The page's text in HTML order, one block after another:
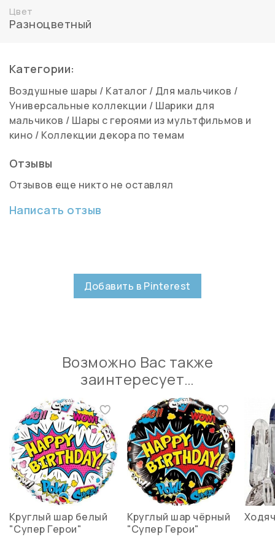
Цвет
Разноцветный
Категории:
Воздушные шары / Каталог / Для мальчиков /
Универсальные коллекции / Шарики для
мальчиков / Шары с героями из мультфильмов и
кино / Коллекции декора по темам
Отзывы
Отзывов еще никто не оставлял
Написать отзыв
Добавить в Pinterest
Возможно Вас также
заинтересует…
Круглый шар белый
"Супер Герои"
Круглый шар чёрный
"Супер Герои"